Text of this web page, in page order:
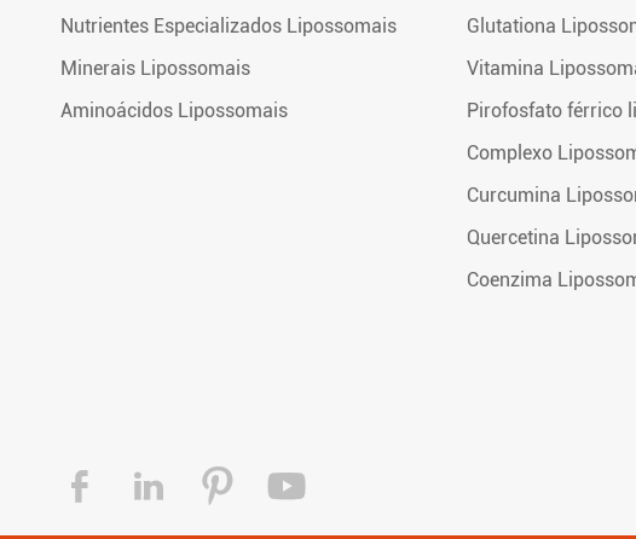
Nutrientes Especializados Lipossomais
Minerais Lipossomais
Aminoácidos Lipossomais
Glutationa
Vitamina
Pirofosfato férrico
Complexo
Curcumina
Quercetina
Coenzima
   